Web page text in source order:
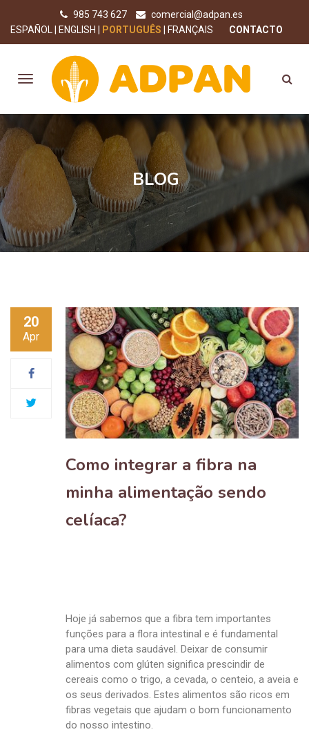
985 743 627
comercial@adpan.es
CONTACTO
ESPAÑOL ENGLISH PORTUGUÊS FRANÇAIS
BLOG
20
Apr
Como integrar a fibra na
minha alimentação sendo
celíaca?
Hoje já sabemos que a fibra tem importantes
funções para a flora intestinal e é fundamental
para uma dieta saudável. Deixar de consumir
alimentos com glúten significa prescindir de
cereais como o trigo, a cevada, o centeio, a aveia e
os seus derivados. Estes alimentos são ricos em
fibras vegetais que ajudam o bom funcionamento
do nosso intestino.